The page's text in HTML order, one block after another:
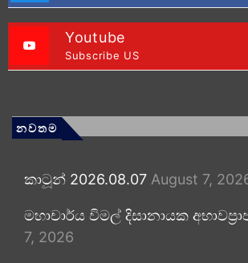
Youtube
Subscribe US
නවතම
කාටූන් 2026.08.07 August 7,
මහාචාර්ය විමල් දිසානායක
7, 2026